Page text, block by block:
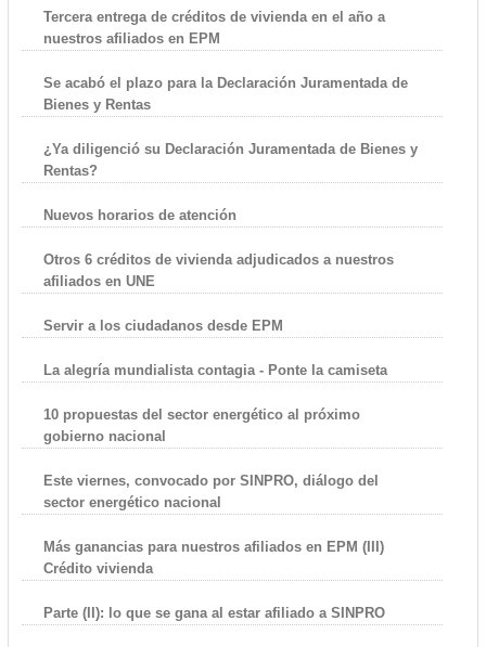
Tercera entrega de créditos de vivienda en el año a
nuestros afiliados en EPM
Se acabó el plazo para la Declaración Juramentada de
Bienes y Rentas
¿Ya diligenció su Declaración Juramentada de Bienes y
Rentas?
Nuevos horarios de atención
Otros 6 créditos de vivienda adjudicados a nuestros
afiliados en UNE
Servir a los ciudadanos desde EPM
La alegría mundialista contagia - Ponte la camiseta
10 propuestas del sector energético al próximo
gobierno nacional
Este viernes, convocado por SINPRO, diálogo del
sector energético nacional
Más ganancias para nuestros afiliados en EPM (III)
Crédito vivienda
Parte (II): lo que se gana al estar afiliado a SINPRO